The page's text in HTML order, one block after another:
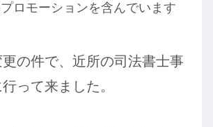
ロモーションを含んでいます
の件で、近所の司法書士事
って来ました。